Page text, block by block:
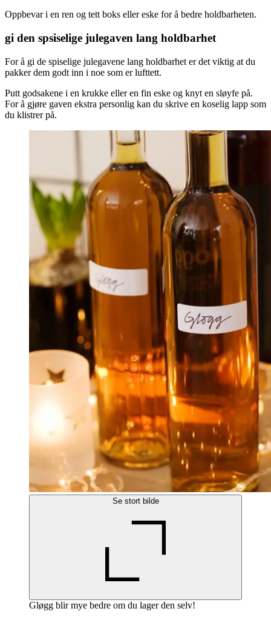
Oppbevar i en ren og tett boks eller eske for å bedre holdbarheten.
gi den spsiselige julegaven lang holdbarhet
For å gi de spiselige julegavene lang holdbarhet er det viktig at du
pakker dem godt inn i noe som er lufttett.
Putt godsakene i en krukke eller en fin eske og knyt en sløyfe på.
For å gjøre gaven ekstra personlig kan du skrive en koselig lapp som
du klistrer på.
Se stort bilde
Gløgg blir mye bedre om du lager den selv!